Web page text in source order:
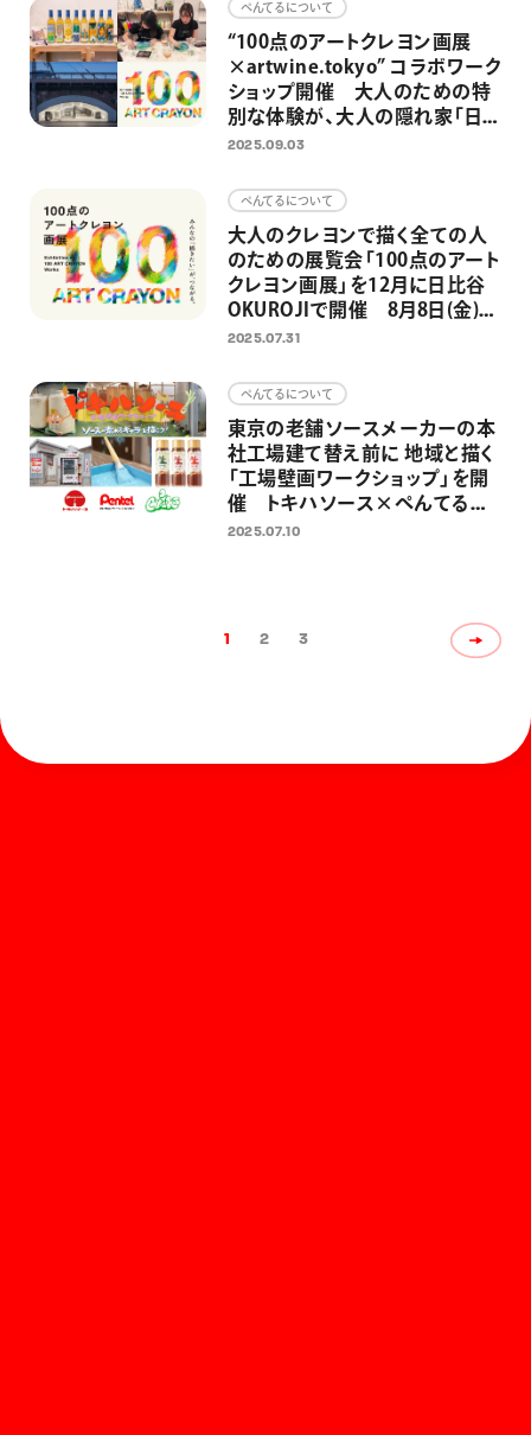
ぺんてるについて
“100点のアートクレヨン画展
×artwine.tokyo” コラボワーク
ショップ開催 大人のための特
別な体験が、大人の隠れ家「日
比谷OKUROJI」への展示へ
2025.09.03
ぺんてるについて
大人のクレヨンで描く全ての人
のための展覧会「100点のアート
クレヨン画展」を12月に日比谷
OKUROJIで開催 8月8日(金)よ
り作品募集開始
2025.07.31
ぺんてるについて
東京の老舗ソースメーカーの本
社工場建て替え前に 地域と描く
「工場壁画ワークショップ」を開
催 トキハソース×ぺんてる×
ミズグチグッチ氏共同企画
2025.07.10
1 2 3